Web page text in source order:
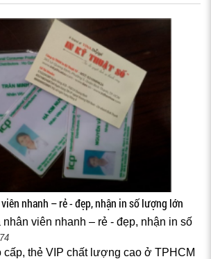
nhanh – rẻ - đẹp, nhận in số lượng lớn
viên nhanh – rẻ - đẹp, nhận in số
cấp, thẻ VIP chất lượng cao ở TPHCM